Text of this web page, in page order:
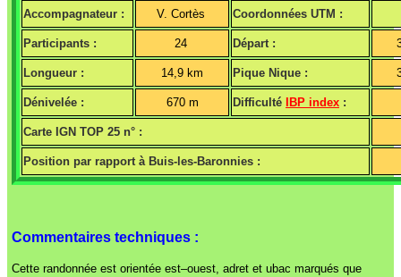
Accompagnateur : V. Cortès Coordonnées UTM :
Participants : 24 Départ :
Longueur : 14,9 km Pique Nique :
Dénivelée : 670 m Difficulté IBP index :
Carte IGN TOP 25 n° :
Position par rapport à Buis-les-Baronnies :
Commentaires techniques :
Cette randonnée est orientée est–ouest, adret et ubac marqués que